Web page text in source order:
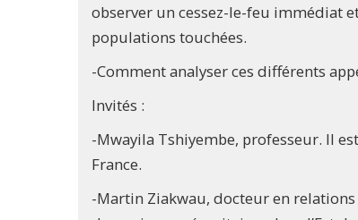
observer un cessez-le-feu immédiat
populations touchées.
-Comment analyser ces différents
Invités :
-Mwayila Tshiyembe, professeur. Il
France.
-Martin Ziakwau, docteur en